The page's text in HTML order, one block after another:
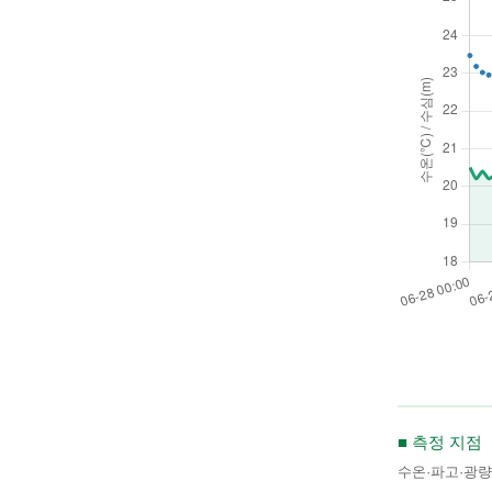
■ 측정 지점
수온·파고·광